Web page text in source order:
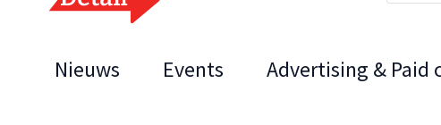
Nieuws Events Advertising & Paid